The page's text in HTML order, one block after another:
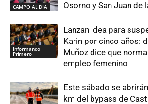
CAMPO AL DIA
Osorno y San Juan de
Informando
Primero
Lanzan idea para
Karin por cinco años:
Muñoz dice que
empleo femenino
Este sábado se
km del bypass de